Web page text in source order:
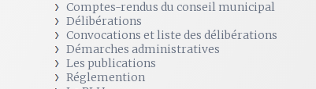
Comptes-rendus du conseil municipal
Délibérations
Convocations et liste des délibérations
Démarches administratives
Les publications
Réglemention